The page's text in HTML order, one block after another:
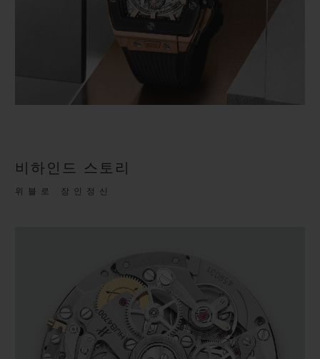
비하인드 스토리
위블로 장인정신